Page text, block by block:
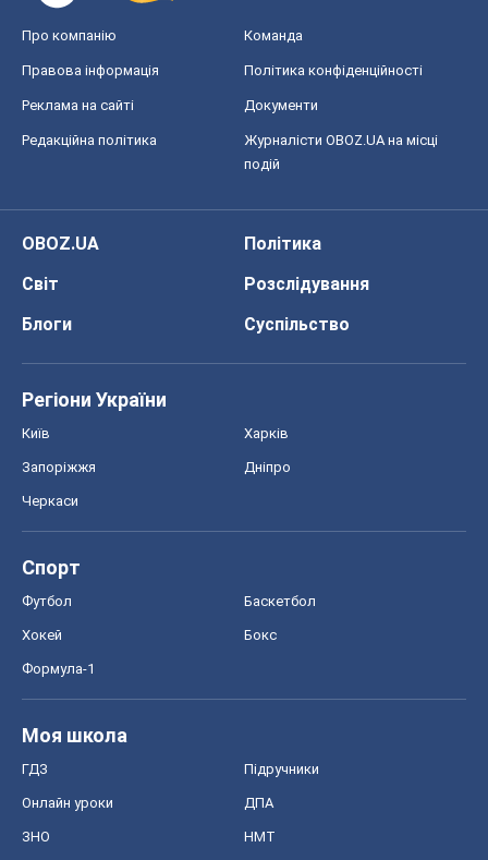
Про компанію Команда
Правова інформація Політика конфіденційності
Реклама на сайті Документи
Редакційна політика
Журналісти OBOZ.UA на місці
подій
OBOZ.UA
Політика
Світ
Розслідування
Блоги
Суспільство
Регіони України
Київ Харків
Запоріжжя Дніпро
Черкаси
Спорт
Футбол Баскетбол
Хокей Бокс
Формула-1
Моя школа
ГДЗ Підручники
Онлайн уроки ДПА
ЗНО НМТ